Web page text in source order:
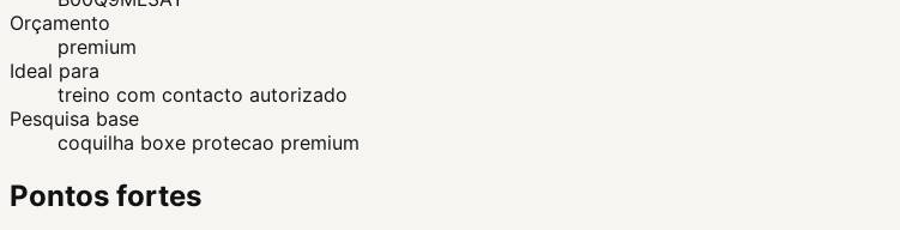
Orçamento
premium
Ideal para
treino com contacto autorizado
Pesquisa base
coquilha boxe protecao premium
Pontos fortes